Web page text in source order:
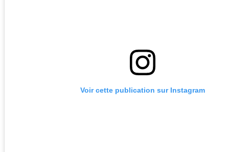
Voir cette publication sur Instagram